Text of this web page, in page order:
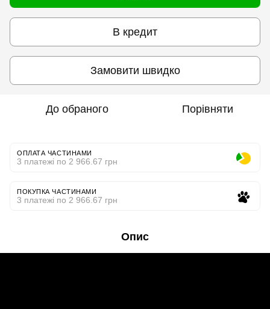
В кредит
Замовити швидко
До обраного Порівняти
ОПЛАТА ЧАСТИНАМИ
3 платежі по 2 966.67 грн
ПОКУПКА ЧАСТИНАМИ
3 платежі по 2 966.67 грн
Опис